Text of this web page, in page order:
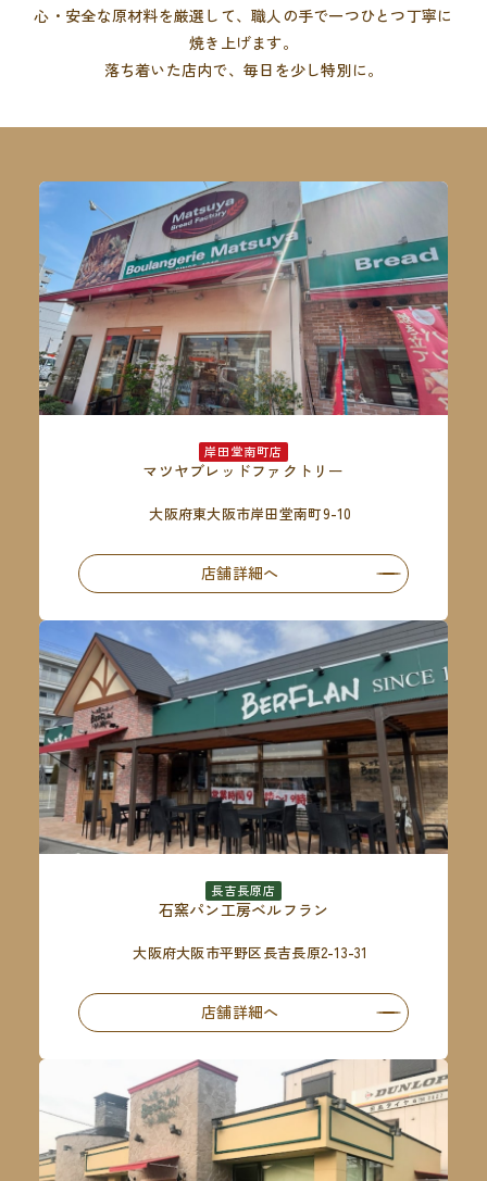
心・安全な原材料を厳選して、職人の手で一つひとつ丁寧に
焼き上げます。
落ち着いた店内で、毎日を少し特別に。
岸田堂南町店
マツヤブレッドファクトリー
大阪府東大阪市岸田堂南町9-10
店舗詳細へ
長吉長原店
石窯パン工房ベルフラン
大阪府大阪市平野区長吉長原2-13-31
店舗詳細へ